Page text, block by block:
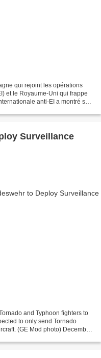
qui rejoint les opérations
et le Royaume-Uni qui frappe
anti-EI a montré ses
Surveillance
and Typhoon fighters to
to only send Tornado
(GE Mod photo) December